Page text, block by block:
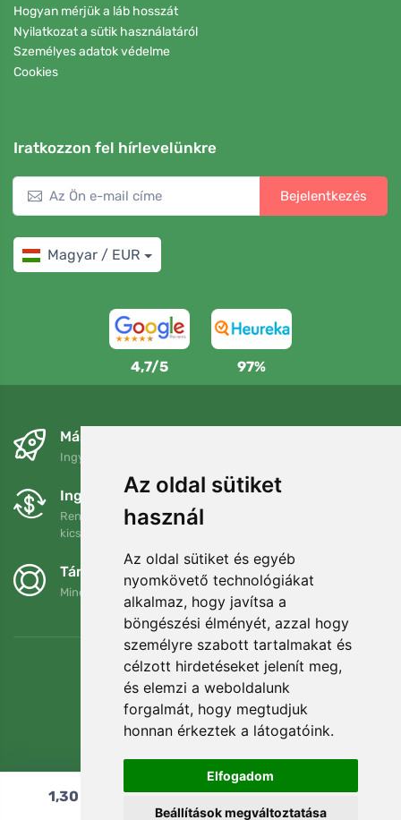
Az oldal sütiket
használ
Az oldal sütiket és egyéb
nyomkövető technológiákat
alkalmaz, hogy javítsa a
böngészési élményét, azzal hogy
személyre szabott tartalmakat és
célzott hirdetéseket jelenít meg,
és elemzi a weboldalunk
forgalmát, hogy megtudjuk
honnan érkeztek a látogatóink.
Elfogadom
Beállítások megváltoztatása
Hogyan mérjük a láb hosszát
Nyilatkozat a sütik használatáról
Személyes adatok védelme
Cookies
Iratkozzon fel hírlevelünkre
Bejelentkezés
Magyar / EUR
4,7/5 97%
Másnapra és ingyenesen
Ingyenes szállítás a következő összeg felett: 80 EUR
Ingyenes csere és visszaküldés
Rendelését 90 napon belül bármikor visszaküldheti vagy
kicserélheti.
Támogatjuk a Trees.org-ot
Minden megrendelésért ültetünk egy fát! Bővebben
1,30 Hozzáadás a kosárhoz